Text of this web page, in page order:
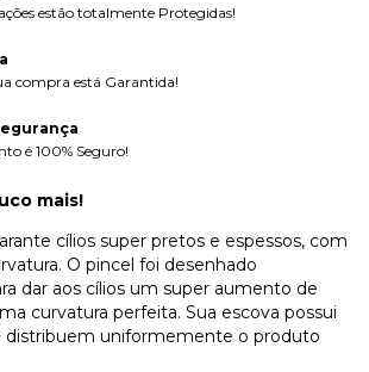
estão totalmente Protegidas!
compra está Garantida!
é 100% Seguro!
mais!
cílios super pretos e espessos, com
O pincel foi desenhado
dar aos cílios um super aumento de
curvatura perfeita. Sua escova possui
distribuem uniformemente o produto